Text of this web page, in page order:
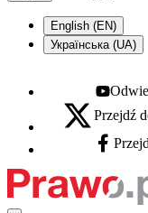
English (EN)
Українська (UA)
Youtube -
X - otwiera się w
Przejdź
Facebook -